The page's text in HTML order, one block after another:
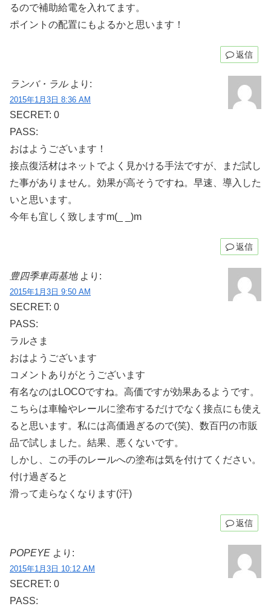
るので補助給電を入れてます。
ポイントの配置にもよるかと思います！
返信
ランバ・ラル より:
2015年1月3日 8:36 AM
SECRET: 0
PASS:
おはようございます！
接点復活材はネットでよく見かける手法ですが、まだ試し
た事がありません。効果が高そうですね。早速、導入した
いと思います。
今年も宜しく致しますm(_ _)m
返信
豊四季車両基地 より:
2015年1月3日 9:50 AM
SECRET: 0
PASS:
ラルさま
おはようございます
コメントありがとうございます
有名なのはLOCOですね。高価ですが効果あるようです。
こちらは車輪やレールに塗布するだけでなく接点にも使え
ると思います。私には高価過ぎるので(笑)、数百円の市販
品で試しました。結果、悪くないです。
しかし、この手のレールへの塗布は気を付けてください。
付け過ぎると
滑って走らなくなります(汗)
返信
POPEYE より:
2015年1月3日 10:12 AM
SECRET: 0
PASS: